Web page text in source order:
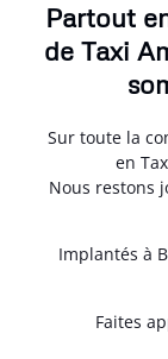
Partout
de Taxi
Sur toute la
en
Nous restons
Implantés à
Faites